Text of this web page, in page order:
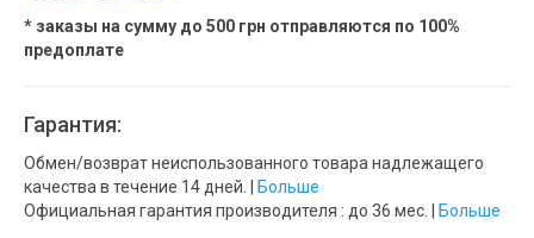
* заказы на сумму до 500 грн отправляются по 100%
предоплате
Гарантия:
Обмен/возврат неиспользованного товара надлежащего
качества в течение 14 дней. |
Больше
Официальная гарантия производителя : до 36 мес. |
Больше